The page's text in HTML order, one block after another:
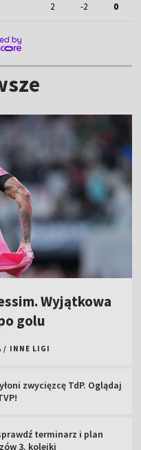
2 -2 0
Wyjątkowa
golu
/ INNE LIGI
zwycięzcę TdP. Oglądaj
terminarz i plan
3. kolejki